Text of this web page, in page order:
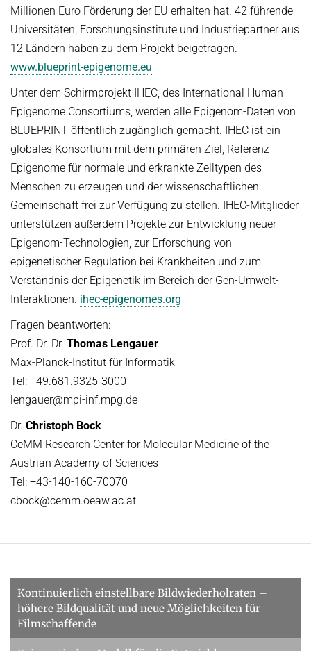
Millionen Euro Förderung der EU erhalten hat. 42 führende
Universitäten, Forschungsinstitute und Industriepartner aus
12 Ländern haben zu dem Projekt beigetragen.
www.blueprint-epigenome.eu
Unter dem Schirmprojekt IHEC, des International Human
Epigenome Consortiums, werden alle Epigenom-Daten von
BLUEPRINT öffentlich zugänglich gemacht. IHEC ist ein
globales Konsortium mit dem primären Ziel, Referenz-
Epigenome für normale und erkrankte Zelltypen des
Menschen zu erzeugen und der wissenschaftlichen
Gemeinschaft frei zur Verfügung zu stellen. IHEC-Mitglieder
unterstützen außerdem Projekte zur Entwicklung neuer
Epigenom-Technologien, zur Erforschung von
epigenetischer Regulation bei Krankheiten und zum
Verständnis der Epigenetik im Bereich der Gen-Umwelt-
Interaktionen. ihec-epigenomes.org
Fragen beantworten:
Prof. Dr. Dr. Thomas Lengauer
Max-Planck-Institut für Informatik
Tel: +49.681.9325-3000
lengauer@mpi-inf.mpg.de
Dr. Christoph Bock
CeMM Research Center for Molecular Medicine of the
Austrian Academy of Sciences
Tel: +43-140-160-70070
cbock@cemm.oeaw.ac.at
Kontinuierlich einstellbare Bildwiederholraten –
höhere Bildqualität und neue Möglichkeiten für
Filmschaffende